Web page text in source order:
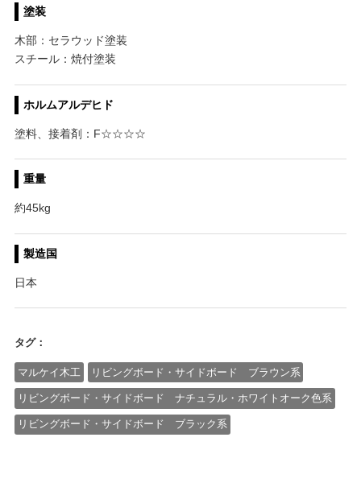
塗装
木部：セラウッド塗装
スチール：焼付塗装
ホルムアルデヒド
塗料、接着剤：F☆☆☆☆
重量
約45kg
製造国
日本
タグ：
マルケイ木工 リビングボード・サイドボード ブラウン系
リビングボード・サイドボード ナチュラル・ホワイトオーク色系
リビングボード・サイドボード ブラック系